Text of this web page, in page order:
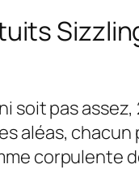
soit pas
aléas,
corpulente